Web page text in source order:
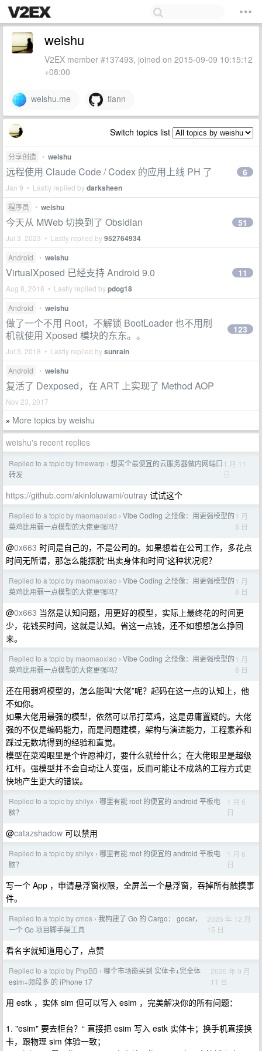
weishu
V2EX member #137493, joined on 2015-09-09 10:15:12
+08:00
weishu.me tiann
Switch topics list
分享创造 • weishu
远程使用 Claude Code / Codex 的应用上线 PH 了
Jan 9 • Lastly replied bydarksheen
6
程序员 • weishu
今天从 MWeb 切换到了 Obsidian
Jul 3, 2023 • Lastly replied by952764934
51
Android • weishu
VirtualXposed 已经支持 Android 9.0
Aug 8, 2018 • Lastly replied bypdog18
11
Android • weishu
做了一个不用 Root，不解锁 BootLoader 也不用刷
机就使用 Xposed 模块的东东。。
Jul 3, 2018 • Lastly replied bysunrain
123
Android • weishu
复活了 Dexposed，在 ART 上实现了 Method AOP
Nov 23, 2017
» More topics by weishu
weishu's recent replies
Replied to a topic by timewarp › 想买个最便宜的云服务器做内网端口
转发
1 月 11
日
https://github.com/akinloluwami/outray 试试这个
Replied to a topic by maomaoxiao › Vibe Coding 之怪像：用更强模型的
菜鸡比用弱一点模型的大佬更强吗？
1 月
8 日
@0x663 时间是自己的，不是公司的。如果想着在公司工作，多花点
时间无所谓，那怎么能摆脱“出卖身体和时间”这种状况呢？
Replied to a topic by maomaoxiao › Vibe Coding 之怪像：用更强模型的
菜鸡比用弱一点模型的大佬更强吗？
1 月
8 日
@0x663 当然是认知问题，用更好的模型，实际上最终花的时间更
少，花钱买时间，这就是认知。省这一点钱，还不如想想怎么挣回
来。
Replied to a topic by maomaoxiao › Vibe Coding 之怪像：用更强模型的
菜鸡比用弱一点模型的大佬更强吗？
1 月
8 日
还在用弱鸡模型的，怎么能叫“大佬”呢？起码在这一点的认知上，他
不如你。
如果大佬用最强的模型，依然可以吊打菜鸡，这是毋庸置疑的。大佬
强的不仅是编码能力，而是问题建模，架构与演进能力，工程素养和
踩过无数坑得到的经验和直觉。
模型在菜鸡眼里是个许愿神灯，要什么就给什么；在大佬眼里是超级
杠杆。强模型并不会自动让人变强，反而可能让不成熟的工程方式更
快地产生更大的错误。
Replied to a topic by shilyx › 哪里有能 root 的便宜的 android 平板电
脑？
1 月 6
日
@catazshadow 可以禁用
Replied to a topic by shilyx › 哪里有能 root 的便宜的 android 平板电
脑？
1 月 6
日
写一个 App ，申请悬浮窗权限，全屏盖一个悬浮窗，吞掉所有触摸事
件。
Replied to a topic by cmos › 我构建了 Go 的 Cargo： gocar，
一个 Go 项目脚手架工具
2025 年 12 月
15 日
看名字就知道用心了，点赞
Replied to a topic by PhpBB › 哪个市场能买到 实体卡+完全体
esim+频段多 的 iPhone 17
2025 年 9 月
11 日
用 estk ，实体 sim 但可以写入 esim ，完美解决你的所有问题：
1. "esim" 要去柜台？“ 直接把 esim 写入 estk 实体卡；换手机直接换
卡，跟物理 sim 体验一致；